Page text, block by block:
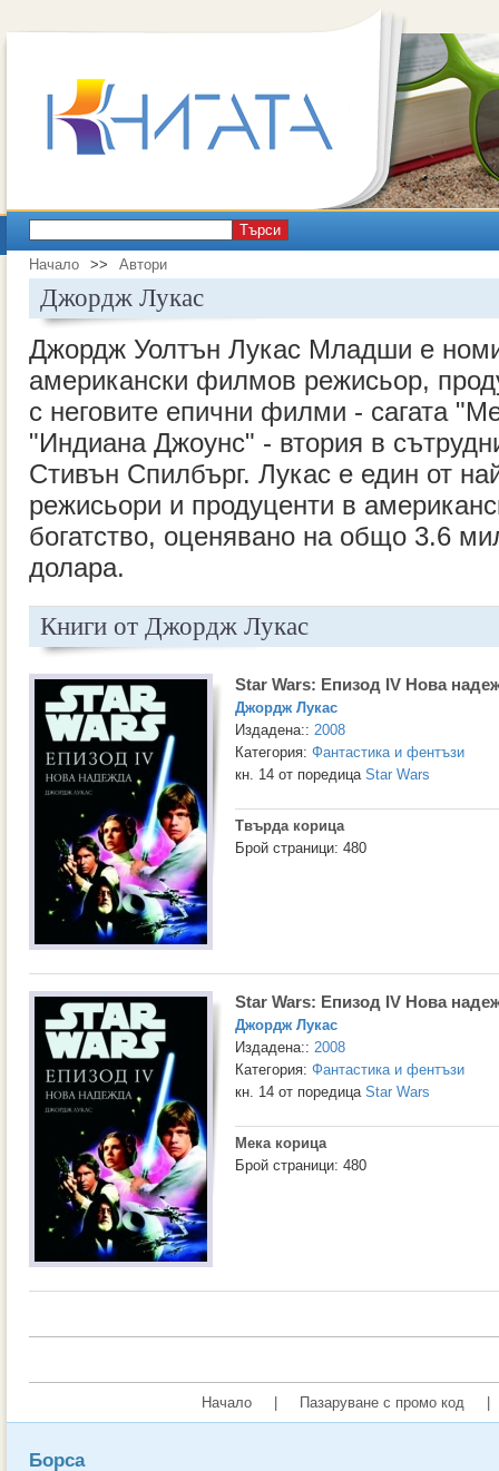
Търси
Начало >> Автори
Джордж Лукас
Джордж Уолтън Лукас Младши е
американски филмов режисьор,
с неговите епични филми - сагата
"Индиана Джоунс" - втория в
Стивън Спилбърг. Лукас е един от
режисьори и продуценти в
богатство, оценявано на общо 3.6
долара.
Книги от Джордж Лукас
Star Wars: Епизод IV Нова
Джордж Лукас
Издадена:: 2008
Категория: Фантастика и фентъзи
кн. 14 от поредица Star Wars
Твърда корица
Брой страници: 480
Star Wars: Епизод IV Нова
Джордж Лукас
Издадена:: 2008
Категория: Фантастика и фентъзи
кн. 14 от поредица Star Wars
Мека корица
Брой страници: 480
Начало Пазаруване с промо код
Борса